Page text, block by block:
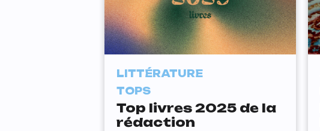
LITTÉRATURE
TOPS
Top livres 2025 de la
rédaction